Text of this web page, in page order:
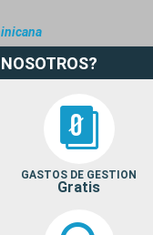
GASTOS DE GESTION
Gratis